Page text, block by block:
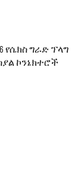
የሴክስ ግራድ ፕላግ
ኮንኔክተሮች